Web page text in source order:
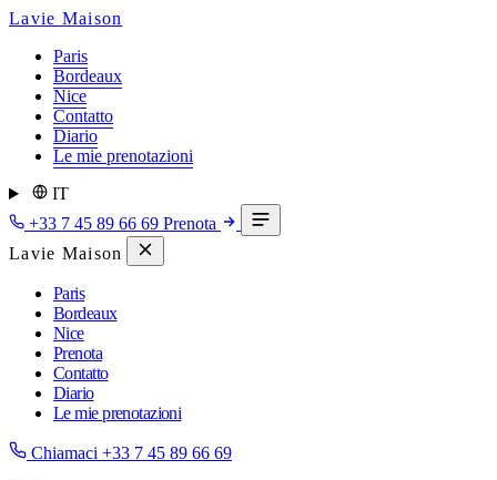
Lavie Maison
Paris
Bordeaux
Nice
Contatto
Diario
Le mie prenotazioni
IT
+33 7 45 89 66 69 Prenota
Lavie Maison
Paris
Bordeaux
Nice
Prenota
Contatto
Diario
Le mie prenotazioni
Chiamaci +33 7 45 89 66 69